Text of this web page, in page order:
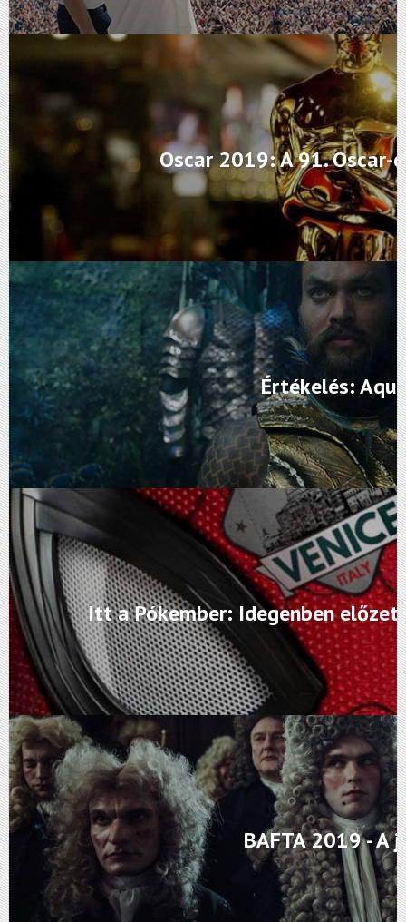
Oscar 2019: A 91.
Értékelés:
Itt a Pókember: Idegenben
BAFTA 2019 - A